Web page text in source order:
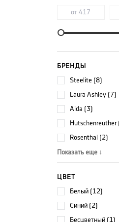
БРЕНДЫ
Steelite (8)
Laura Ashley (7)
Aida (3)
Hutschenreuther
Rosenthal (2)
Показать еще ↓
ЦВЕТ
белый (12)
синий (2)
бесцветный (1)